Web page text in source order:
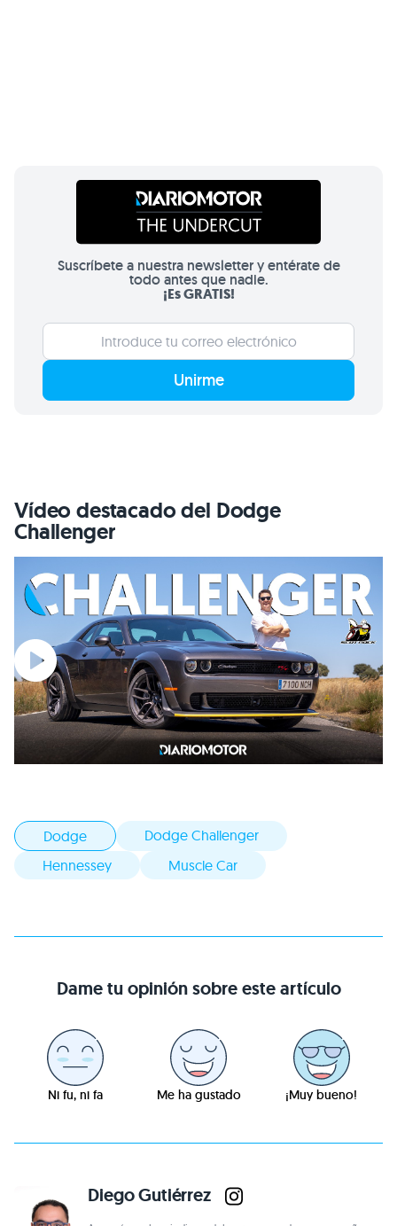
Suscríbete a nuestra newsletter y entérate de
todo antes que nadie.
¡Es GRATIS!
Unirme
Vídeo destacado del Dodge
Challenger
Dodge
Dodge Challenger
Hennessey
Muscle Car
Dame tu opinión sobre este artículo
Ni fu, ni fa Me ha gustado ¡Muy bueno!
Diego Gutiérrez